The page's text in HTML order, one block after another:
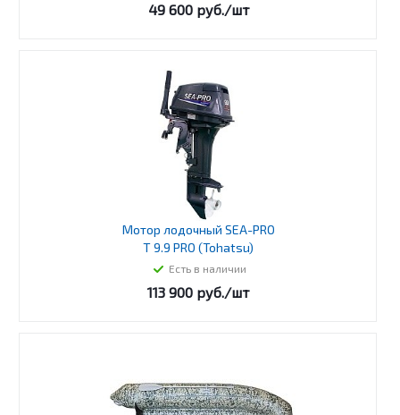
49 600руб./шт
Мотор лодочный SEA-PRO
T 9.9 PRO (Tohatsu)
Есть в наличии
113 900 руб./шт